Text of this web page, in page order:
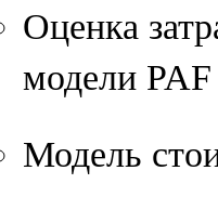
Оценка
модели PAF
Модель